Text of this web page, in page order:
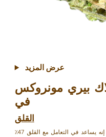
عرض المزيد
بيري مونروكس
في
القلق
إنه يساعد في التعامل مع القلق